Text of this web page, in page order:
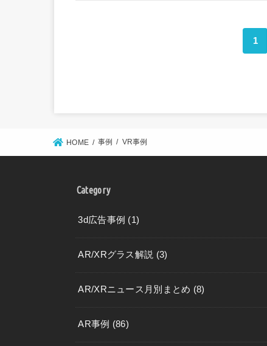
1
HOME 事例 VR事例
Category
3d広告事例 (1)
AR/XRグラス解説 (3)
AR/XRニュース月別まとめ (8)
AR事例 (86)